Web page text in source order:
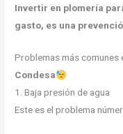
Invertir en plomería
gasto, es una
Problemas más comunes
Condesa
1. Baja presión de agua
Este es el problema